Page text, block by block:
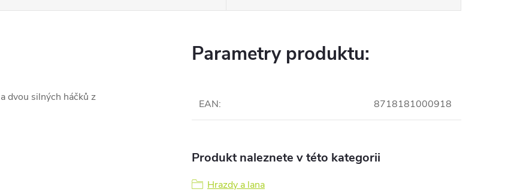
dvou silných háčků z
Parametry produktu:
EAN: 8718181000918
Produkt naleznete v této kategorii
Hrazdy a lana